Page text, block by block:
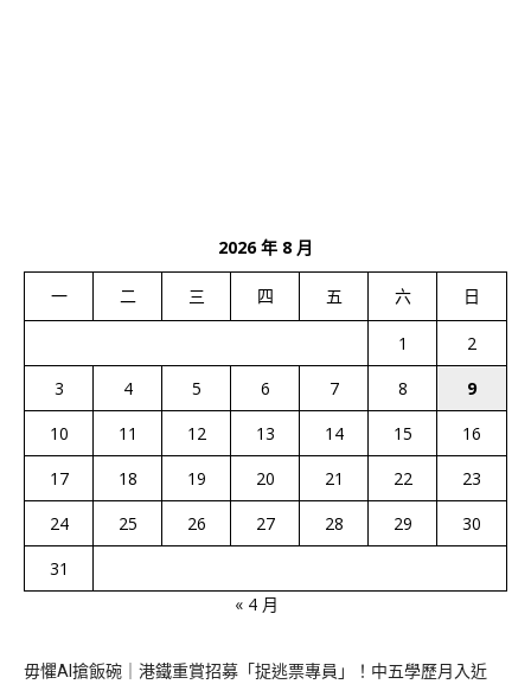
2026 年 8 月
一 二 三 四 五 六 日
1
2
3
4 5 6 7 8
9
10
11 12 13 14 15
16
17
18 19 20 21 22
23
24
25 26 27 28 29
30
31
« 4 月
毋懼AI搶飯碗｜港鐵重賞招募「捉逃票專員」！中五學歷月入近